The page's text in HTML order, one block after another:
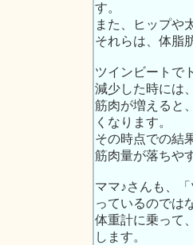
す。
また、ヒップや
それらは、体脂
ツインビートで
減少した時には
筋肉が増えると
くなります。
その時点での結
筋肉量が落ちや
ママ♪さんも、
っているのでは
体重計に乗って
します。